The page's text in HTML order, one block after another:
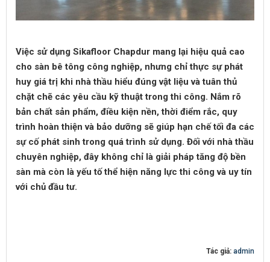
Việc sử dụng Sikafloor Chapdur mang lại hiệu quả cao
cho sàn bê tông công nghiệp, nhưng chỉ thực sự phát
huy giá trị khi nhà thầu hiểu đúng vật liệu và tuân thủ
chặt chẽ các yêu cầu kỹ thuật trong thi công. Nắm rõ
bản chất sản phẩm, điều kiện nền, thời điểm rắc, quy
trình hoàn thiện và bảo dưỡng sẽ giúp hạn chế tối đa các
sự cố phát sinh trong quá trình sử dụng. Đối với nhà thầu
chuyên nghiệp, đây không chỉ là giải pháp tăng độ bền
sàn mà còn là yếu tố thể hiện năng lực thi công và uy tín
với chủ đầu tư.
Tác giả: admin